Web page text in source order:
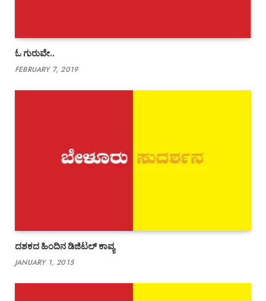
ಓ ಗುರುವೇ..
FEBRUARY 7, 2019
ದಶಕದ ಹಿಂದಿನ ಡಿಜಿಟಲ್ ಕಾವ್ಯ
JANUARY 1, 2015